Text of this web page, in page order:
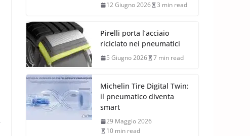
12 Giugno 2026 3 min read
Pirelli porta l’acciaio
riciclato nei pneumatici
5 Giugno 2026 7 min read
Michelin Tire Digital Twin:
il pneumatico diventa
smart
29 Maggio 2026
10 min read